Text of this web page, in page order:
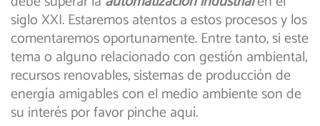
siglo XXI. Estaremos atentos a estos procesos y los
comentaremos oportunamente. Entre tanto, si este
tema o alguno relacionado con gestión ambiental,
recursos renovables, sistemas de producción de
energía amigables con el medio ambiente son de
su interés por favor pinche aquí.